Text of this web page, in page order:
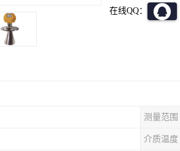
在线QQ：
测量范围
介质温度